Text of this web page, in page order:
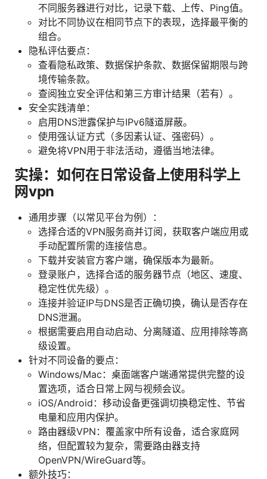
不同服务器进行对比，记录下载、上传、Ping值。
对比不同协议在相同节点下的表现，选择最平衡的
组合。
隐私评估要点：
查看隐私政策、数据保护条款、数据保留期限与跨
境传输条款。
查阅独立安全评估和第三方审计结果（若有）。
安全实践清单：
启用DNS泄露保护与IPv6隧道屏蔽。
使用强认证方式（多因素认证、强密码）。
避免将VPN用于非法活动，遵循当地法律。
实操：如何在日常设备上使用科学上
网vpn
通用步骤（以常见平台为例）：
选择合适的VPN服务商并订阅，获取客户端应用或
手动配置所需的连接信息。
下载并安装官方客户端，确保版本为最新。
登录账户，选择合适的服务器节点（地区、速度、
稳定性优先级）。
连接并验证IP与DNS是否正确切换，确认是否存在
DNS泄漏。
根据需要启用自动启动、分离隧道、应用排除等高
级设置。
针对不同设备的要点：
Windows/Mac：桌面端客户端通常提供完整的设
置选项，适合日常上网与视频会议。
iOS/Android：移动设备更强调切换稳定性、节省
电量和应用内保护。
路由器级VPN：覆盖家中所有设备，适合家庭网
络，但配置较为复杂，需要路由器支持
OpenVPN/WireGuard等。
额外技巧：